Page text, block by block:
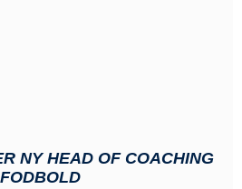
NY HEAD OF COACHING